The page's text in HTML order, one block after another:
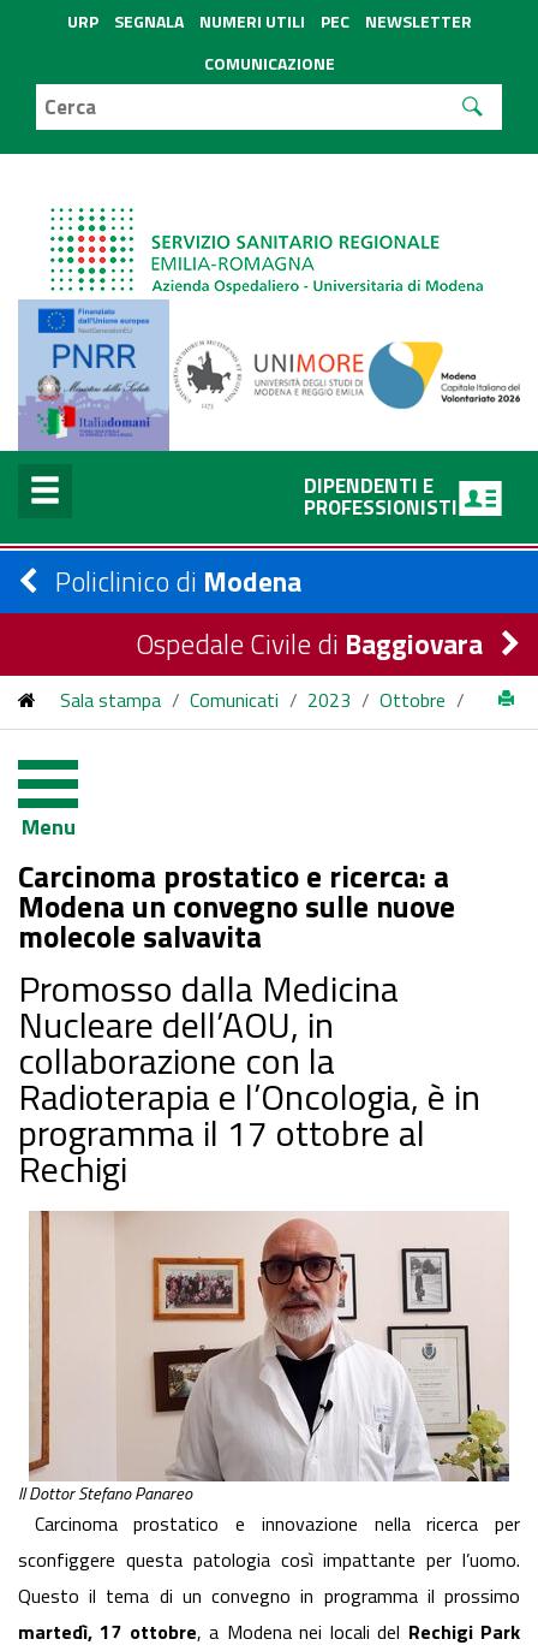
URP SEGNALA NUMERI UTILI PEC
NEWSLETTER
COMUNICAZIONE
DIPENDENTI E
PROFESSIONISTI
Policlinico di Modena
Ospedale Civile di Baggiovara
Sala stampa / Comunicati / 2023 / Ottobre /
nuove molecole salvavita
Menu
Carcinoma prostatico e ricerca: a
Modena un convegno sulle nuove
molecole salvavita
Promosso dalla Medicina
Nucleare dell’AOU, in
collaborazione con la
Radioterapia e l’Oncologia, è in
programma il 17 ottobre al
Rechigi
Il Dottor Stefano Panareo
Carcinoma prostatico e innovazione nella ricerca per
sconfiggere questa patologia così impattante per l’uomo.
Questo il tema di un convegno in programma il prossimo
martedì, 17 ottobre, a Modena nei locali del Rechigi Park